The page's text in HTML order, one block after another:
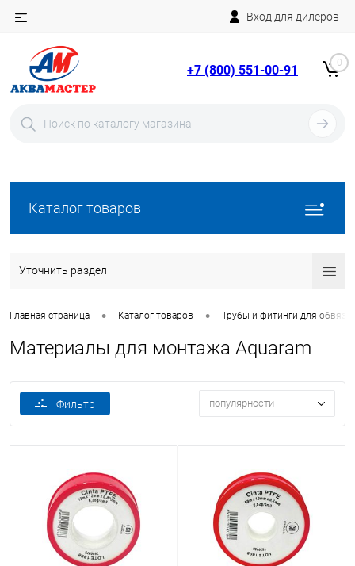
Вход для дилеров
+7 (800) 551-00-91 0
Каталог товаров
Уточнить раздел
Главная страница • Каталог товаров • Трубы и фитинги для
Материалы для монтажа Aquaram
Фильтр популярности